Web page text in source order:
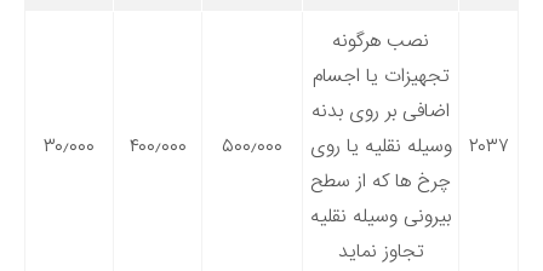
۲۰۳۷
نصب هرگونه
تجهیزات یا اجسام
اضافی بر روی بدنه
وسیله نقلیه یا روی
چرخ ها که از سطح
بیرونی وسیله نقلیه
تجاوز نماید
۵۰۰٫۰۰۰ ۴۰۰٫۰۰۰ ۳۰٫۰۰۰